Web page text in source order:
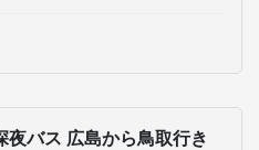
夜バス 広島から鳥取行き